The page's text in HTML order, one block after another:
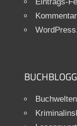
Eintrags-